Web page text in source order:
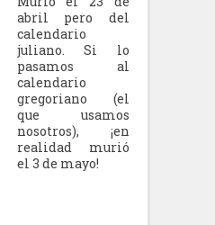
abril pero del
calendario
juliano. Si lo
pasamos al
calendario
gregoriano (el
que usamos
nosotros), ¡en
realidad murió
el 3 de mayo!